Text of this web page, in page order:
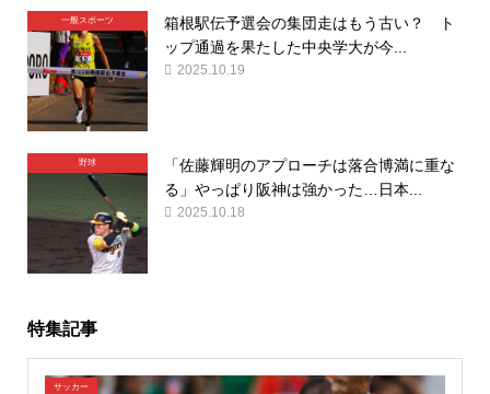
一般スポーツ
箱根駅伝予選会の集団走はもう古い？ ト
ップ通過を果たした中央学大が今...
2025.10.19
野球
「佐藤輝明のアプローチは落合博満に重な
る」やっぱり阪神は強かった…日本...
2025.10.18
特集記事
サッカー